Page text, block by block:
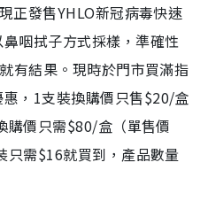
正發售YHLO新冠病毒快速
咽拭子方式採樣，準確性
有結果。現時於門市買滿指
，1支裝換購價只售$20/盒
購價只需$80/盒（單售價
只需$16就買到，產品數量